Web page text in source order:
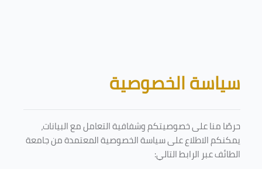
الكتل
سياسة الخصوصية
حرصًا منا على خصوصيتكم وشفافية التعامل مع البيانات،
يمكنكم الاطلاع على سياسة الخصوصية المعتمدة من جامعة
الطائف عبر الرابط التالي: